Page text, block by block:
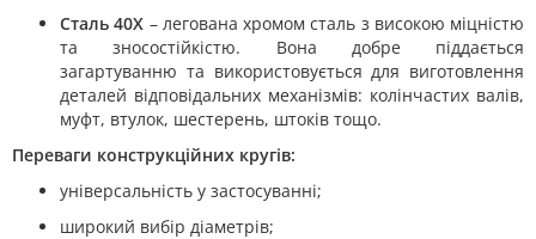
Сталь 40Х – легована хромом сталь з високою міцністю
та зносостійкістю. Вона добре піддається
загартуванню та використовується для виготовлення
деталей відповідальних механізмів: колінчастих валів,
муфт, втулок, шестерень, штоків тощо.
Переваги конструкційних кругів:
універсальність у застосуванні;
широкий вибір діаметрів;